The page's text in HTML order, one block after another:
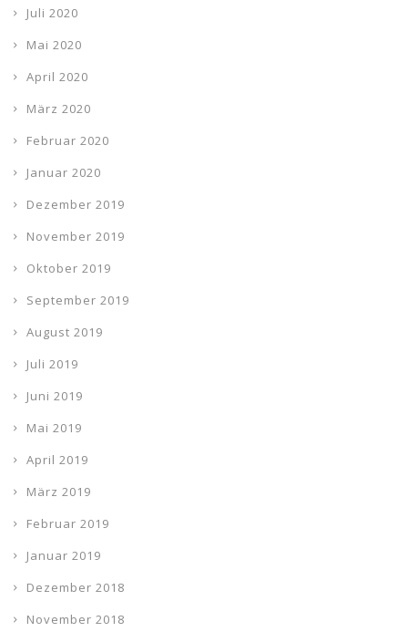
Juli 2020
Mai 2020
April 2020
März 2020
Februar 2020
Januar 2020
Dezember 2019
November 2019
Oktober 2019
September 2019
August 2019
Juli 2019
Juni 2019
Mai 2019
April 2019
März 2019
Februar 2019
Januar 2019
Dezember 2018
November 2018